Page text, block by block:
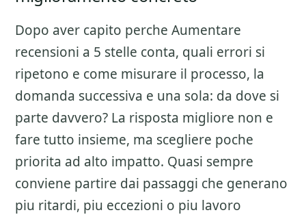
Dopo aver capito perche Aumentare
recensioni a 5 stelle conta, quali errori si
ripetono e come misurare il processo, la
domanda successiva e una sola: da dove si
parte davvero? La risposta migliore non e
fare tutto insieme, ma scegliere poche
priorita ad alto impatto. Quasi sempre
conviene partire dai passaggi che generano
piu ritardi, piu eccezioni o piu lavoro